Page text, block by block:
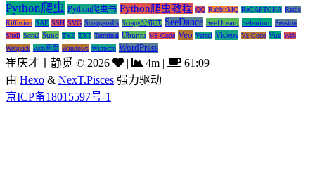
Python爬虫 Python爬虫书 Python爬虫教程 QQ RabbitMQ ReCAPTCHA Redis
Riffusion SAE SSH SVG Scrapy-redis Scrapy分布式 SeeDance SeeDream Selenium Session
Shell Sora2 Suno TKE TXT Terminal Ubuntu VS Code Veo Vercel Videos Vs Code Vue Web
Webpack Web网页 Windows Winpcap WordPress
崔庆才丨静觅 © 2026 | 4m |
61:09
由 Hexo & NexT.Pisces 强力驱动
京ICP备18015597号-1